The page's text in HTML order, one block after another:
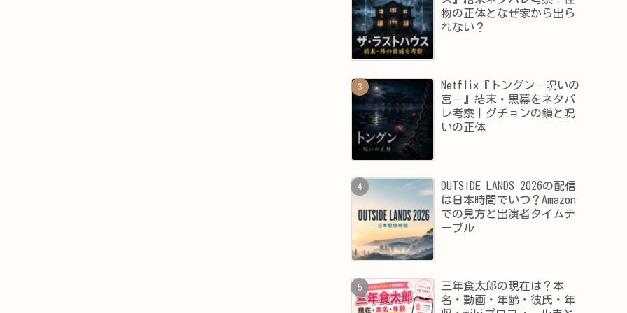
物の正体となぜ家から出ら
れない？
Netflix『トングン－呪いの
宮－』結末・黒幕をネタバ
レ考察｜グチョンの鎖と呪
いの正体
OUTSIDE LANDS 2026の配信
は日本時間でいつ？Amazon
での見方と出演者タイムテ
ーブル
三年食太郎の現在は？本
名・動画・年齢・彼氏・年